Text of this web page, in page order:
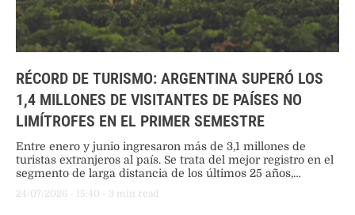
RÉCORD DE TURISMO: ARGENTINA SUPERÓ LOS
1,4 MILLONES DE VISITANTES DE PAÍSES NO
LIMÍTROFES EN EL PRIMER SEMESTRE
Entre enero y junio ingresaron más de 3,1 millones de
turistas extranjeros al país. Se trata del mejor registro en el
segmento de larga distancia de los últimos 25 años,
políticas de apertura aerocomercial.
24/07/2026 - 15:40 - 3 min read